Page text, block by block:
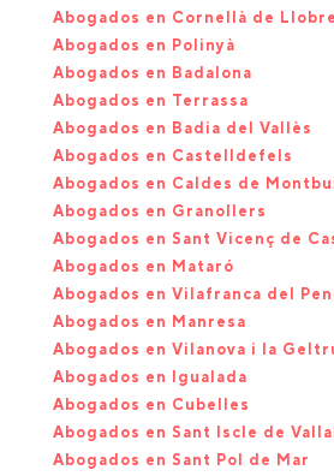
Abogados en Cornellà de
Abogados en Polinyà
Abogados en Badalona
Abogados en Terrassa
Abogados en Badia del Vallès
Abogados en Castelldefels
Abogados en Caldes de
Abogados en Granollers
Abogados en Sant Vicenç de
Abogados en Mataró
Abogados en Vilafranca del
Abogados en Manresa
Abogados en Vilanova i la
Abogados en Igualada
Abogados en Cubelles
Abogados en Sant Iscle de
Abogados en Sant Pol de Mar